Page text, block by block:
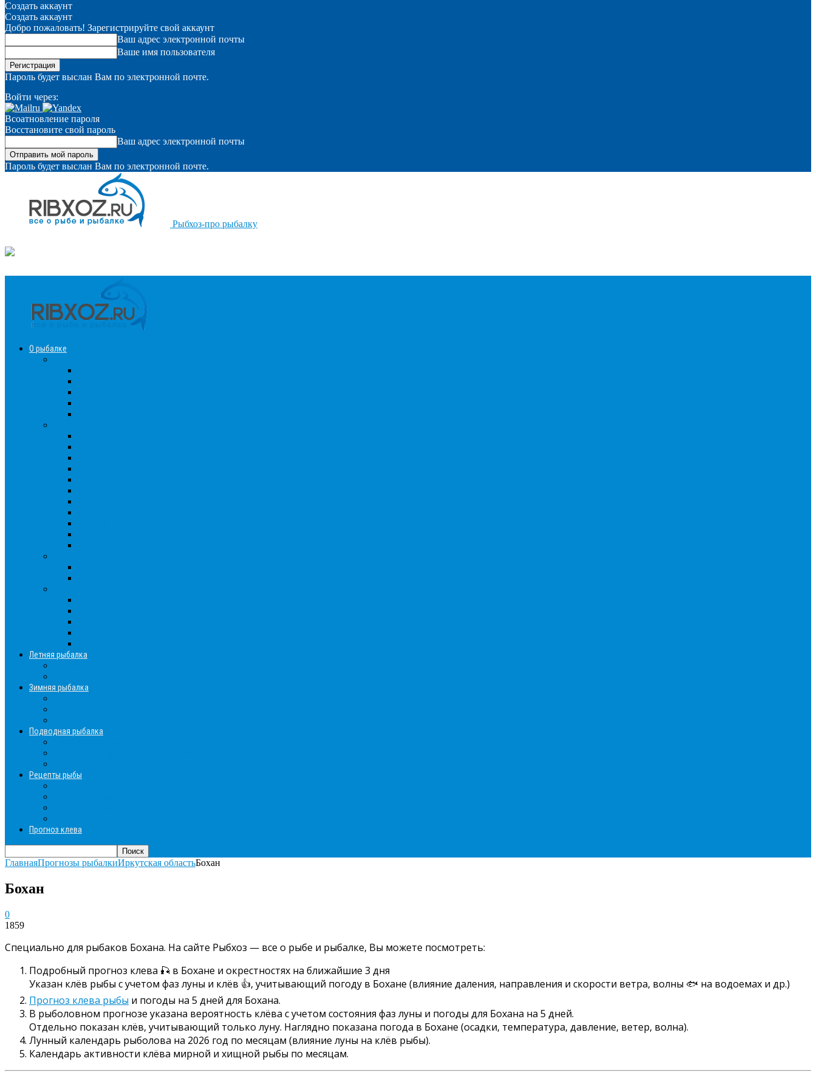
Создать аккаунт
Создать аккаунт
Добро пожаловать! Зарегистрируйте свой аккаунт
Ваш адрес электронной почты
Ваше имя пользователя
Пароль будет выслан Вам по электронной почте.
Войти через:
Всоатновление пароля
Восстановите свой пароль
Ваш адрес электронной почты
Пароль будет выслан Вам по электронной почте.
Рыбхоз-про рыбалку
О рыбалке
Летняя рыбалка
Зимняя рыбалка
Подводная рыбалка
Рецепты рыбы
Прогноз клева
ГлавнаяПрогнозы рыбалкиИркутская областьБохан
Бохан
0
1859
Специально для рыбаков Бохана. На сайте Рыбхоз — все о рыбе и рыбалке, Вы можете посмотреть:
Подробный прогноз клева 🎣 в Бохане и окрестностях на ближайшие 3 дня
Указан клёв рыбы с учетом фаз луны и клёв 👍, учитывающий погоду в Бохане (влияние даления, направления и скорости ветра, волны 🐟 на водоемах и др.)
Прогноз клева рыбы и погоды на 5 дней для Бохана.
В рыболовном прогнозе указана вероятность клёва с учетом состояния фаз луны и погоды для Бохана на 5 дней.
Отдельно показан клёв, учитывающий только луну. Наглядно показана погода в Бохане (осадки, температура, давление, ветер, волна).
Лунный календарь рыболова на 2026 год по месяцам (влияние луны на клёв рыбы).
Календарь активности клёва мирной и хищной рыбы по месяцам.